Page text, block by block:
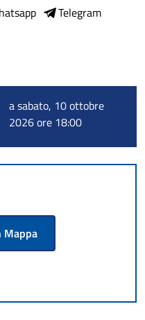
Telegram
a sabato, 10 ottobre
2026 ore 18:00
Mappa